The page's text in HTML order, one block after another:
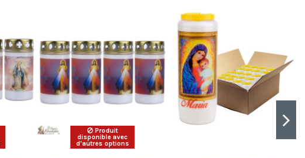
Produit
disponible avec
d'autres options